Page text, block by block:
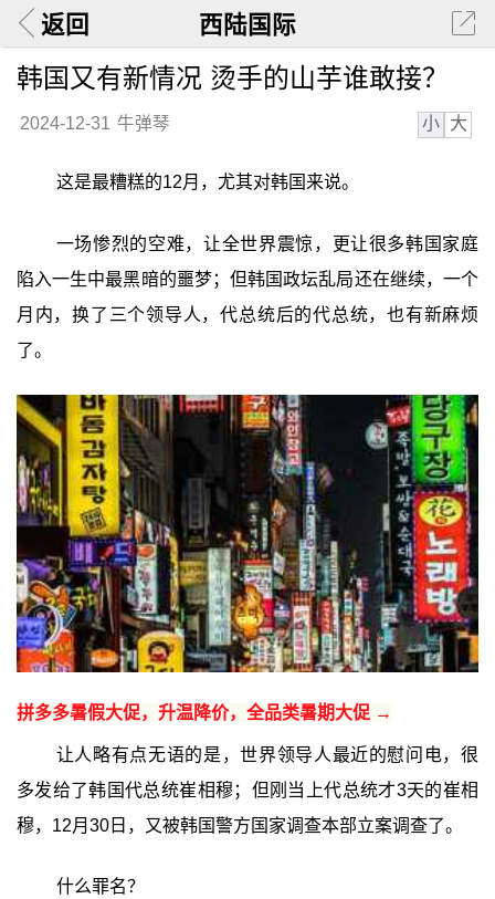
返回 西陆国际
韩国又有新情况 烫手的山芋谁敢接？
2024-12-31 牛弹琴 小 大
这是最糟糕的12月，尤其对韩国来说。
一场惨烈的空难，让全世界震惊，更让很多韩国家庭
陷入一生中最黑暗的噩梦；但韩国政坛乱局还在继续，一个
月内，换了三个领导人，代总统后的代总统，也有新麻烦
了。
拼多多暑假大促，升温降价，全品类暑期大促 →
让人略有点无语的是，世界领导人最近的慰问电，很
多发给了韩国代总统崔相穆；但刚当上代总统才3天的崔相
穆，12月30日，又被韩国警方国家调查本部立案调查了。
什么罪名？